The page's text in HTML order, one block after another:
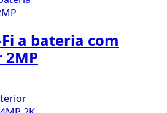
a bateria com